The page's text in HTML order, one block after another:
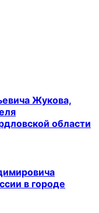
Жукова,
области
в городе